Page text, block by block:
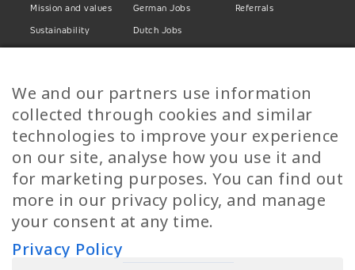
Mission and values
Sustainability
Privacy Policy
German Jobs
Dutch Jobs
Finnish Jobs
Danish Jobs
Italian Jobs
All Jobs
Referrals
Call Us
We and our partners use information
collected through cookies and similar
technologies to improve your experience
on our site, analyse how you use it and
for marketing purposes. You can find out
more in our privacy policy, and manage
your consent at any time.
Privacy Policy